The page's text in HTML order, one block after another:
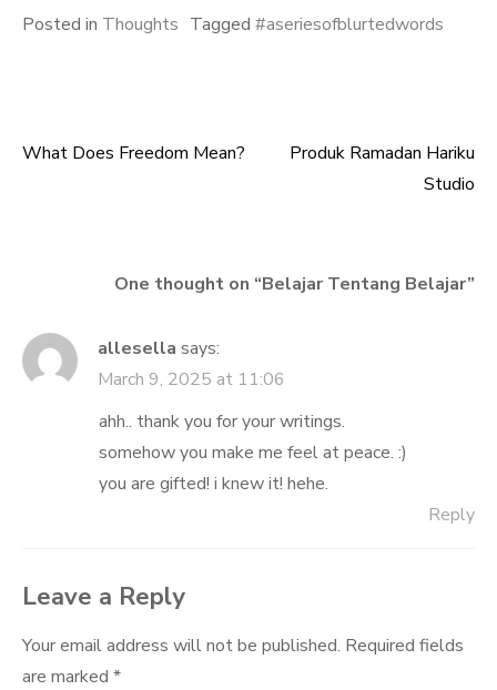
Posted in Thoughts Tagged #aseriesofblurtedwords
Post
What Does Freedom Mean?
Produk Ramadan Hariku
Studio
One thought on “Belajar Tentang Belajar”
allesella says:
March 9, 2025 at 11:06
ahh.. thank you for your writings.
somehow you make me feel at peace. :)
you are gifted! i knew it! hehe.
Reply
Leave a Reply
Your email address will not be published. Required fields
are marked *